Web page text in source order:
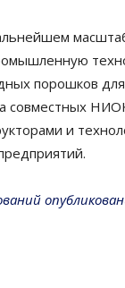
порошков
совместных
и